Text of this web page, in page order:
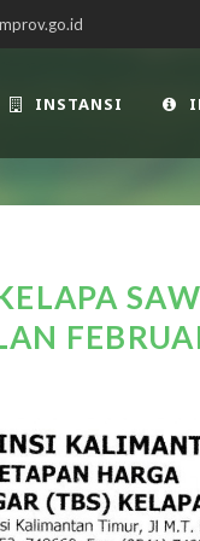
INSTANSI